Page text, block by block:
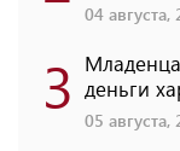
04 августа,
3 деньги
05